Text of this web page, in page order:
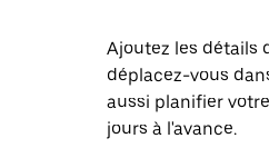
Ajoutez les détails
déplacez-vous
aussi planifier
jours à l'avance.